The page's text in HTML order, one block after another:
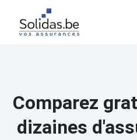
Comparez
dizaines